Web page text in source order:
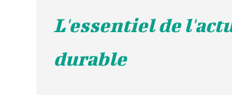
L'essentiel de
durable